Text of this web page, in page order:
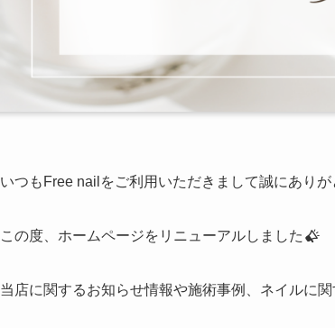
いつもFree nailをご利用いただきまして誠にありが
この度、ホームページをリニューアルしました
当店に関するお知らせ情報や施術事例、ネイルに